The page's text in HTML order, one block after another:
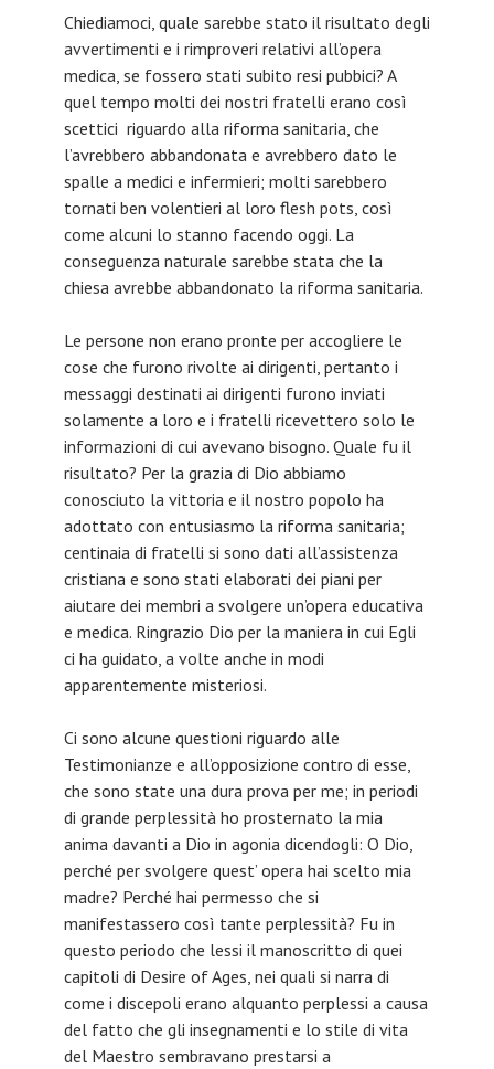
Chiediamoci, quale sarebbe stato il risultato degli
avvertimenti e i rimproveri relativi all’opera
medica, se fossero stati subito resi pubbici? A
quel tempo molti dei nostri fratelli erano così
scettici riguardo alla riforma sanitaria, che
l’avrebbero abbandonata e avrebbero dato le
spalle a medici e infermieri; molti sarebbero
tornati ben volentieri al loro flesh pots, così
come alcuni lo stanno facendo oggi. La
conseguenza naturale sarebbe stata che la
chiesa avrebbe abbandonato la riforma sanitaria.
Le persone non erano pronte per accogliere le
cose che furono rivolte ai dirigenti, pertanto i
messaggi destinati ai dirigenti furono inviati
solamente a loro e i fratelli ricevettero solo le
informazioni di cui avevano bisogno. Quale fu il
risultato? Per la grazia di Dio abbiamo
conosciuto la vittoria e il nostro popolo ha
adottato con entusiasmo la riforma sanitaria;
centinaia di fratelli si sono dati all’assistenza
cristiana e sono stati elaborati dei piani per
aiutare dei membri a svolgere un’opera educativa
e medica. Ringrazio Dio per la maniera in cui Egli
ci ha guidato, a volte anche in modi
apparentemente misteriosi.
Ci sono alcune questioni riguardo alle
Testimonianze e all’opposizione contro di esse,
che sono state una dura prova per me; in periodi
di grande perplessità ho prosternato la mia
anima davanti a Dio in agonia dicendogli: O Dio,
perché per svolgere quest’ opera hai scelto mia
madre? Perché hai permesso che si
manifestassero così tante perplessità? Fu in
questo periodo che lessi il manoscritto di quei
capitoli di Desire of Ages, nei quali si narra di
come i discepoli erano alquanto perplessi a causa
del fatto che gli insegnamenti e lo stile di vita
del Maestro sembravano prestarsi a